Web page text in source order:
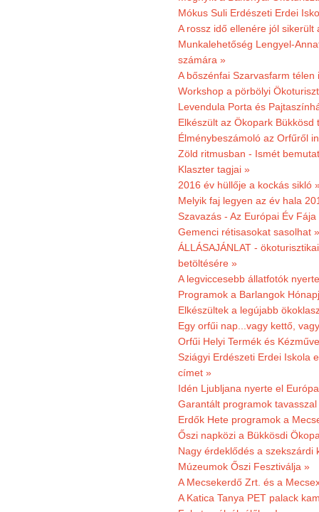
Mókus Suli Erdészeti Erdei
A rossz idő ellenére jól sikerült
Munkalehetőség Lengyel-
számára »
A bőszénfai Szarvasfarm
Workshop a pörbölyi
Levendula Porta és
Elkészült az Ökopark
Élménybeszámoló az Orfűről
Zöld ritmusban - Ismét
Klaszter tagjai »
2016 év hüllője a kockás sikló
Melyik faj legyen az év hala
Szavazás - Az Európai Év
Gemenci rétisasokat sasolhat »
ÁLLÁSAJÁNLAT -
betöltésére »
A legviccesebb állatfotók
Programok a Barlangok
Elkészültek a legújabb
Egy orfűi nap...vagy kettő,
Orfűi Helyi Termék és
Sziágyi Erdészeti Erdei Iskola
címet »
Idén Ljubljana nyerte el
Garantált programok tavasszal
Erdők Hete programok a
Őszi napközi a Bükkösdi
Nagy érdeklődés a szekszárdi
Múzeumok Őszi Fesztiválja »
A Mecsekerdő Zrt. és a
A Katica Tanya PET palack